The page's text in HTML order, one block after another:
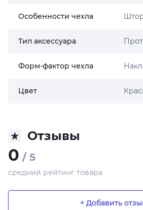
Особенности чехла
Тип аксессуара
Форм-фактор чехла
Цвет
Отзывы
0 / 5
средний рейтинг товара
+ Добавить